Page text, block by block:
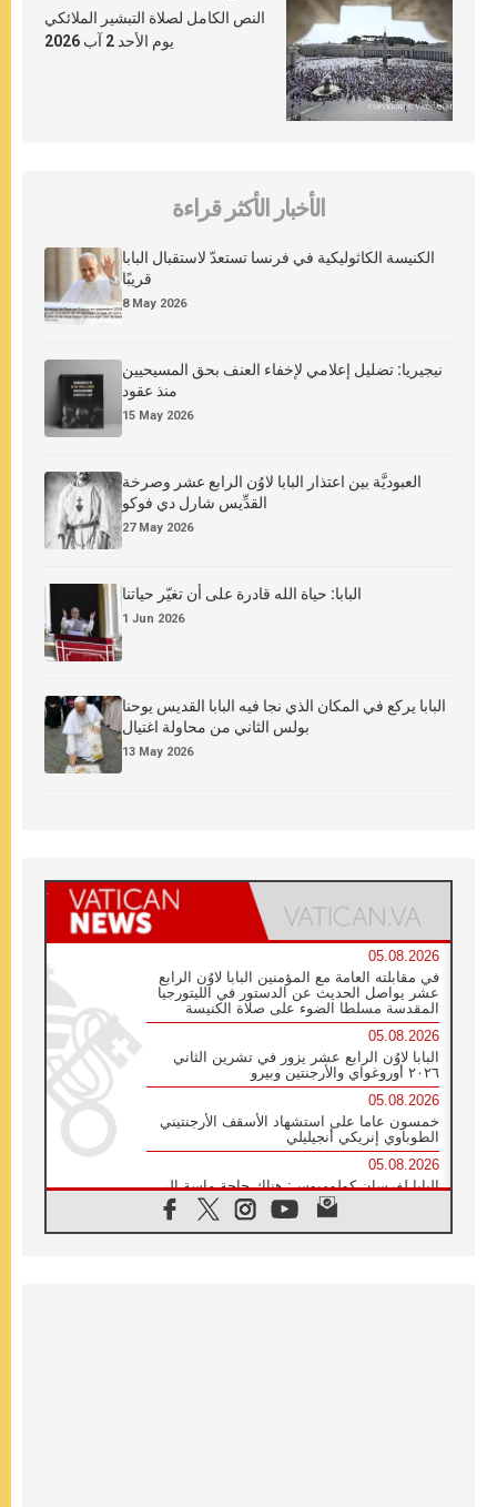
النص الكامل لصلاة التبشير الملائكي
يوم الأحد 2 آب 2026
الأخبار الأكثر قراءة
الكنيسة الكاثوليكية في فرنسا تستعدّ لاستقبال البابا
قريبًا
8 May 2026
نيجيريا: تضليل إعلامي لإخفاء العنف بحق المسيحيين
منذ عقود
15 May 2026
العبوديَّة بين اعتذار البابا لاوُن الرابع عشر وصرخة
القدِّيس شارل دي فوكو
27 May 2026
البابا: حياة الله قادرة على أن تغيّر حياتنا
1 Jun 2026
البابا يركع في المكان الذي نجا فيه البابا القديس يوحنا
بولس الثاني من محاولة اغتيال
13 May 2026
05.08.2026
في مقابلته العامة مع المؤمنين البابا لاوُن الرابع
عشر يواصل الحديث عن الدستور في الليتورجيا
المقدسة مسلطا الضوء على صلاة الكنيسة
05.08.2026
البابا لاوُن الرابع عشر يزور في تشرين الثاني
٢٠٢٦ أوروغواي والأرجنتين وبيرو
05.08.2026
خمسون عاما على استشهاد الأسقف الأرجنتيني
الطوباوي إنريكي أنجيليلي
05.08.2026
البابا لفرسان كولومبوس: هناك حاجة ماسة إلى
أنبياء تناغم يسعون إلى بناء الجسور
04.08.2026